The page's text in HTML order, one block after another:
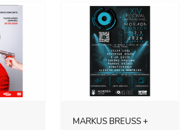
MARKUS BREUSS +